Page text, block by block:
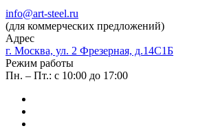
info@art-steel.ru
(для коммерческих предложений)
Адрес
г. Москва, ул. 2 Фрезерная, д.14С1Б
Режим работы
Пн. – Пт.: с 10:00 до 17:00